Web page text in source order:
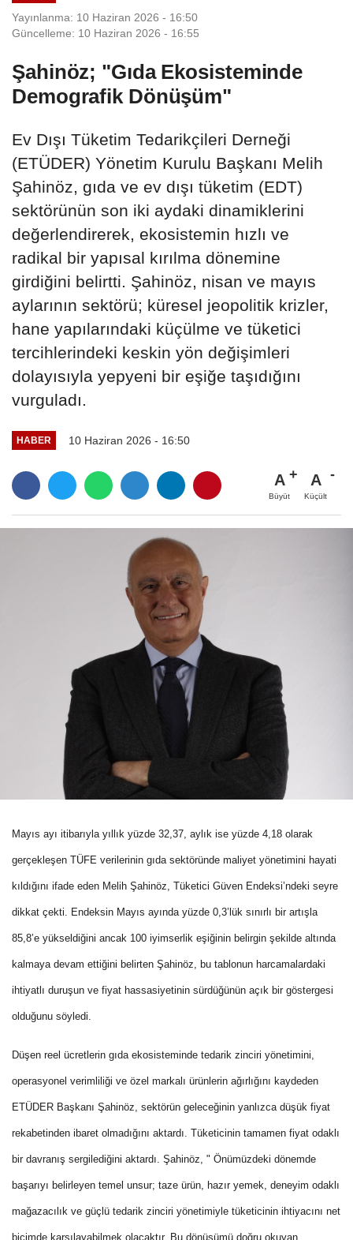
Yayınlanma: 10 Haziran 2026 - 16:50
Güncelleme: 10 Haziran 2026 - 16:55
Şahinöz; "Gıda Ekosisteminde
Demografik Dönüşüm"
Ev Dışı Tüketim Tedarikçileri Derneği
(ETÜDER) Yönetim Kurulu Başkanı Melih
Şahinöz, gıda ve ev dışı tüketim (EDT)
sektörünün son iki aydaki dinamiklerini
değerlendirerek, ekosistemin hızlı ve
radikal bir yapısal kırılma dönemine
girdiğini belirtti. Şahinöz, nisan ve mayıs
aylarının sektörü; küresel jeopolitik krizler,
hane yapılarındaki küçülme ve tüketici
tercihlerindeki keskin yön değişimleri
dolayısıyla yepyeni bir eşiğe taşıdığını
vurguladı.
HABER 10 Haziran 2026 - 16:50
A
Büyüt
A
Küçült
Mayıs ayı itibarıyla yıllık yüzde 32,37, aylık ise yüzde 4,18 olarak
gerçekleşen TÜFE verilerinin gıda sektöründe maliyet yönetimini hayati
kıldığını ifade eden Melih Şahinöz, Tüketici Güven Endeksi’ndeki seyre
dikkat çekti. Endeksin Mayıs ayında yüzde 0,3’lük sınırlı bir artışla
85,8’e yükseldiğini ancak 100 iyimserlik eşiğinin belirgin şekilde altında
kalmaya devam ettiğini belirten Şahinöz, bu tablonun harcamalardaki
ihtiyatlı duruşun ve fiyat hassasiyetinin sürdüğünün açık bir göstergesi
olduğunu söyledi.
Düşen reel ücretlerin gıda ekosisteminde tedarik zinciri yönetimini,
operasyonel verimliliği ve özel markalı ürünlerin ağırlığını kaydeden
ETÜDER Başkanı Şahinöz, sektörün geleceğinin yanlızca düşük fiyat
rekabetinden ibaret olmadığını aktardı. Tüketicinin tamamen fiyat odaklı
bir davranış sergilediğini aktardı. Şahinöz, " Önümüzdeki dönemde
başarıyı belirleyen temel unsur; taze ürün, hazır yemek, deneyim odaklı
mağazacılık ve güçlü tedarik zinciri yönetimiyle tüketicinin ihtiyacını net
biçimde karşılayabilmek olacaktır. Bu dönüşümü doğru okuyan,